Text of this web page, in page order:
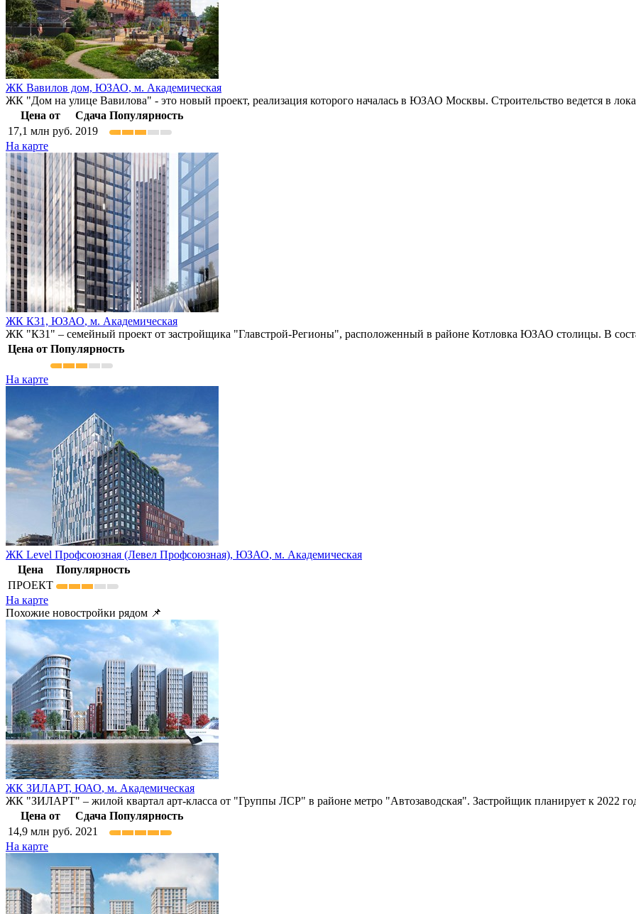
ЖК Вавилов дом, ЮЗАО, м. Академическая
ЖК "Дом на улице Вавилова" - это новый проект, реализация которого началась в ЮЗАО Москвы. Строительство ведется в
Цена от
Сдача Популярность
17,1 млн руб. 2019
На карте
ЖК К31, ЮЗАО, м. Академическая
ЖК "К31" – семейный проект от застройщика "Главстрой-Регионы", расположенный в районе Котловка ЮЗАО столицы. В
Цена от Популярность
На карте
ЖК Level Профсоюзная (Левел Профсоюзная), ЮЗАО, м. Академическая
Цена
Популярность
ПРОЕКТ
На карте
Похожие новостройки рядом 📌
ЖК ЗИЛАРТ, ЮАО, м. Академическая
ЖК "ЗИЛАРТ" – жилой квартал арт-класса от "Группы ЛСР" в районе метро "Автозаводская". Застройщик планирует к 2022
Цена от
Сдача Популярность
14,9 млн руб. 2021
На карте